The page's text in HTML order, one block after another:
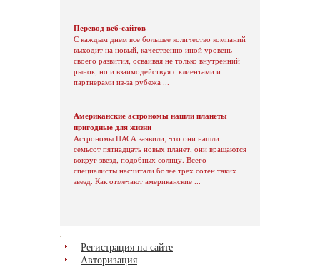
Перевод веб-сайтов
С каждым днем все большее количество компаний
выходит на новый, качественно иной уровень
своего развития, осваивая не только внутренний
рынок, но и взаимодействуя с клиентами и
партнерами из-за рубежа ...
Американские астрономы нашли планеты
пригодные для жизни
Астрономы НАСА заявили, что они нашли
семьсот пятнадцать новых планет, они вращаются
вокруг звезд, подобных солнцу. Всего
специалисты насчитали более трех сотен таких
звезд. Как отмечают американские ...
Регистрация на сайте
Авторизация